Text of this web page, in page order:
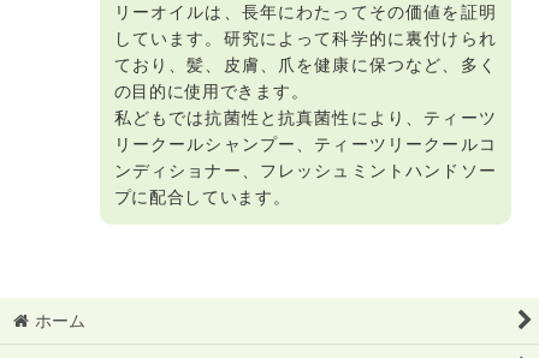
リーオイルは、長年にわたってその価値を証明
しています。研究によって科学的に裏付けられ
ており、髪、皮膚、爪を健康に保つなど、多く
の目的に使用できます。
私どもでは抗菌性と抗真菌性により、ティーツ
リークールシャンプー、ティーツリークールコ
ンディショナー、フレッシュミントハンドソー
プに配合しています。
ホーム